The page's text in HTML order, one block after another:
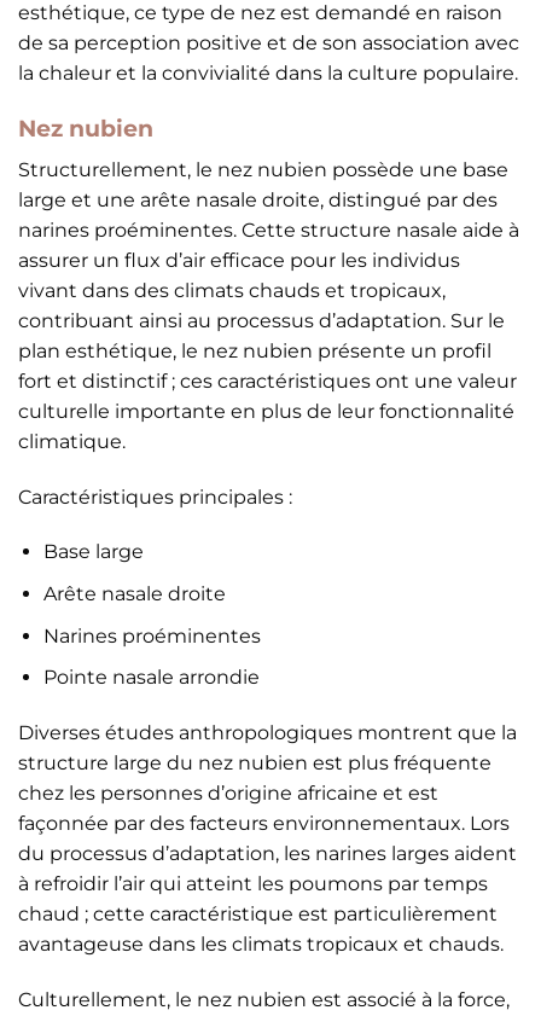
esthétique, ce type de nez est demandé en raison
de sa perception positive et de son association avec
la chaleur et la convivialité dans la culture populaire.
Nez nubien
Structurellement, le nez nubien possède une base
large et une arête nasale droite, distingué par des
narines proéminentes. Cette structure nasale aide à
assurer un flux d’air efficace pour les individus
vivant dans des climats chauds et tropicaux,
contribuant ainsi au processus d’adaptation. Sur le
plan esthétique, le nez nubien présente un profil
fort et distinctif ; ces caractéristiques ont une valeur
culturelle importante en plus de leur fonctionnalité
climatique.
Caractéristiques principales :
Base large
Arête nasale droite
Narines proéminentes
Pointe nasale arrondie
Diverses études anthropologiques montrent que la
structure large du nez nubien est plus fréquente
chez les personnes d’origine africaine et est
façonnée par des facteurs environnementaux. Lors
du processus d’adaptation, les narines larges aident
à refroidir l’air qui atteint les poumons par temps
chaud ; cette caractéristique est particulièrement
avantageuse dans les climats tropicaux et chauds.
Culturellement, le nez nubien est associé à la force,